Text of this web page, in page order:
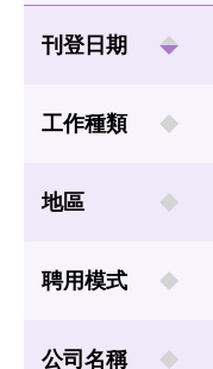
刊登日期
工作種類
地區
聘用模式
公司名稱